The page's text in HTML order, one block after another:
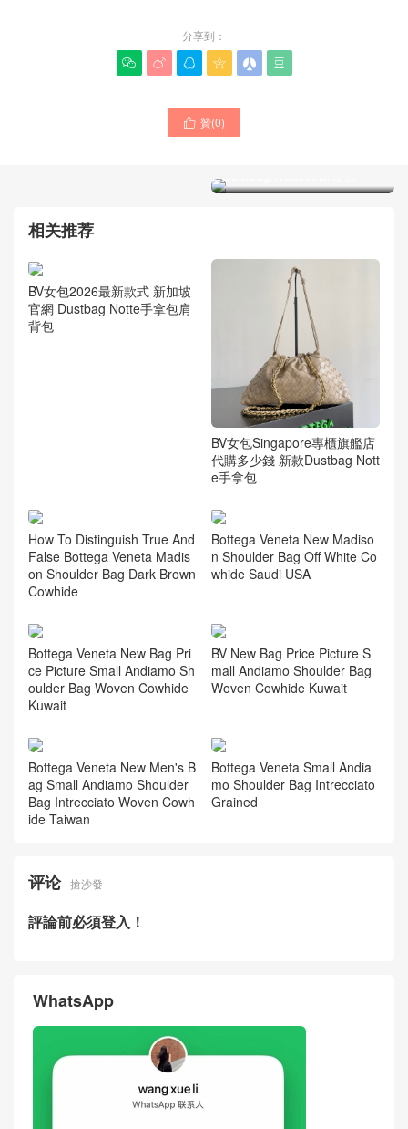
分享到：
     
 贊(0)
Bottega Veneta女包2026最
新款馬來西亞官方網
Bottega Veneta女士包新品
代購多少錢 新款Dustbag Nott
e手拿包
How To Distinguish True And
on Shoulder Bag Dark Brown
Cowhide
whide Saudi USA
Bottega Veneta New Bag Pri
Kuwait
Bottega Veneta New Men's B
搶沙發
評論前必須登入！